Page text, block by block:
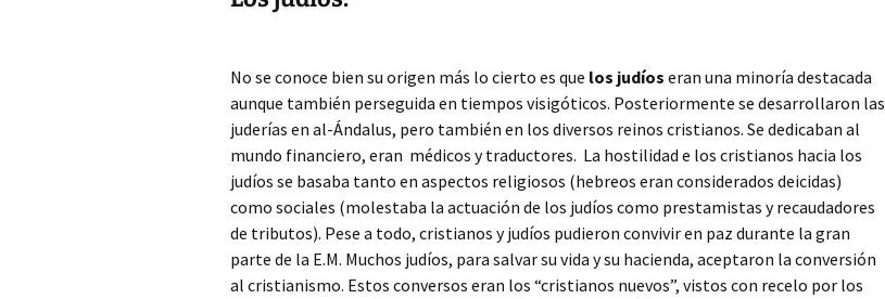
No se conoce bien su origen más lo cierto es que los judíos eran una minoría destacada
aunque también perseguida en tiempos visigóticos. Posteriormente se desarrollaron las
juderías en al-Ándalus, pero también en los diversos reinos cristianos. Se dedicaban al
mundo financiero, eran médicos y traductores. La hostilidad e los cristianos hacia los
judíos se basaba tanto en aspectos religiosos (hebreos eran considerados deicidas)
como sociales (molestaba la actuación de los judíos como prestamistas y recaudadores
de tributos). Pese a todo, cristianos y judíos pudieron convivir en paz durante la gran
parte de la E.M. Muchos judíos, para salvar su vida y su hacienda, aceptaron la conversión
al cristianismo. Estos conversos eran los “cristianos nuevos”, vistos con recelo por los